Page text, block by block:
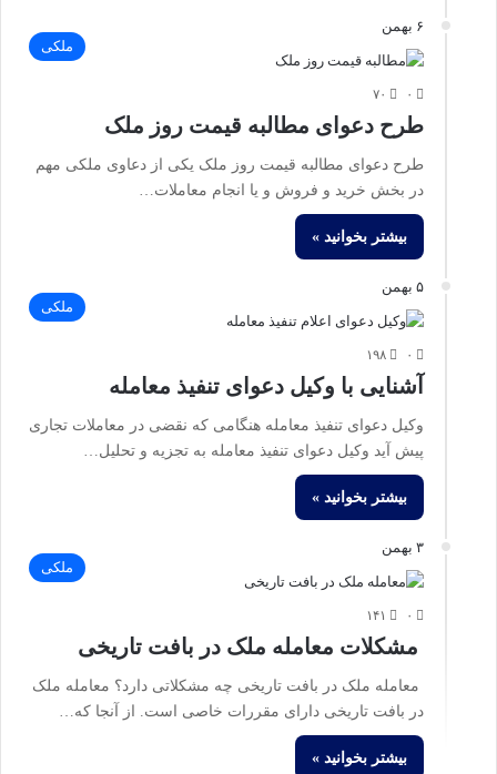
۶ بهمن
ملکی
۰ ۷۰
طرح دعوای مطالبه قیمت روز ملک
طرح دعوای مطالبه قیمت روز ملک یکی از دعاوی ملکی مهم
در بخش خرید و فروش و یا انجام معاملات…
بیشتر بخوانید »
۵ بهمن
ملکی
۰ ۱۹۸
آشنایی با وکیل دعوای تنفیذ معامله
وکیل دعوای تنفیذ معامله هنگامی که نقضی در معاملات تجاری
پیش آید وکیل دعوای تنفیذ معامله به تجزیه و تحلیل…
بیشتر بخوانید »
۳ بهمن
ملکی
۰ ۱۴۱
مشکلات معامله ملک در بافت تاریخی
معامله ملک در بافت تاریخی چه مشکلاتی دارد؟ معامله ملک
در بافت تاریخی دارای مقررات خاصی است. از آنجا که…
بیشتر بخوانید »